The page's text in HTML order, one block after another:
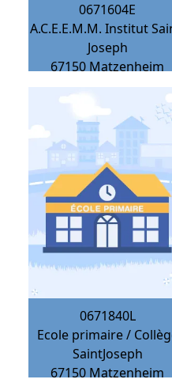
0671604E
A.C.E.E.M.M. Institut
Joseph
67150 Matzenheim
0671840L
Ecole primaire /
SaintJoseph
67150 Matzenheim